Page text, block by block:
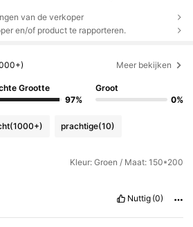
van de verkoper
en/of product te rapporteren.
Meer bekijken
Grootte
97%
Groot
0%
(1000+) prachtige(10)
Kleur: Groen / Maat: 150*200
Nuttig (0)